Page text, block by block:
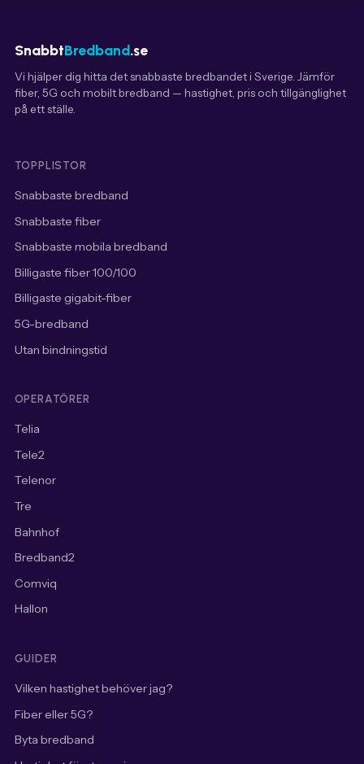
SnabbtBredband.se
Vi hjälper dig hitta det snabbaste bredbandet i Sverige. Jämför
fiber, 5G och mobilt bredband — hastighet, pris och tillgänglighet
på ett ställe.
TOPPLISTOR
Snabbaste bredband
Snabbaste fiber
Snabbaste mobila bredband
Billigaste fiber 100/100
Billigaste gigabit-fiber
5G-bredband
Utan bindningstid
OPERATÖRER
Telia
Tele2
Telenor
Tre
Bahnhof
Bredband2
Comviq
Hallon
GUIDER
Vilken hastighet behöver jag?
Fiber eller 5G?
Byta bredband